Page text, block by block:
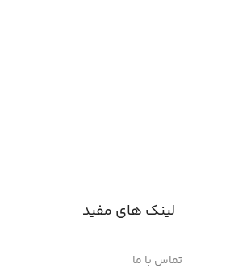
لینک های مفید
تماس با ما